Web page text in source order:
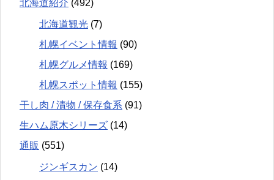
北海道紹介 (492)
北海道観光 (7)
札幌イベント情報 (90)
札幌グルメ情報 (169)
札幌スポット情報 (155)
干し肉 / 漬物 / 保存食系 (91)
生ハム原木シリーズ (14)
通販 (551)
ジンギスカン (14)